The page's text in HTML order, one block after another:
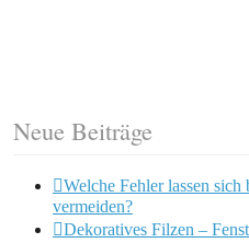
Neue Beiträge
Welche Fehler lassen
vermeiden?
Dekoratives Filzen –